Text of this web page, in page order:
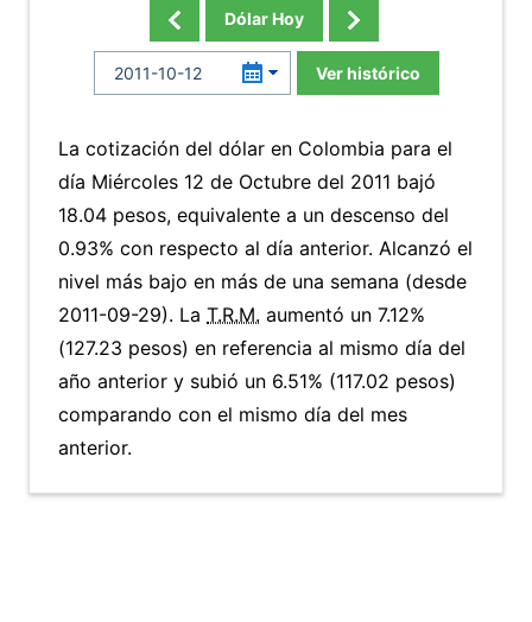
Dólar Hoy
Ver histórico
La cotización del dólar en Colombia para el
día Miércoles 12 de Octubre del 2011 bajó
18.04 pesos, equivalente a un descenso del
0.93% con respecto al día anterior. Alcanzó el
nivel más bajo en más de una semana (desde
2011-09-29). La T.R.M. aumentó un 7.12%
(127.23 pesos) en referencia al mismo día del
año anterior y subió un 6.51% (117.02 pesos)
comparando con el mismo día del mes
anterior.